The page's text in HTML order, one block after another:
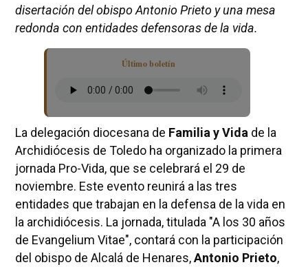
disertación del obispo Antonio Prieto y una mesa
redonda con entidades defensoras de la vida.
Último boletín
La delegación diocesana de Familia y Vida de la
Archidiócesis de Toledo ha organizado la primera
jornada Pro-Vida, que se celebrará el 29 de
noviembre. Este evento reunirá a las tres
entidades que trabajan en la defensa de la vida en
la archidiócesis. La jornada, titulada "A los 30 años
de Evangelium Vitae", contará con la participación
del obispo de Alcalá de Henares,Antonio Prieto,